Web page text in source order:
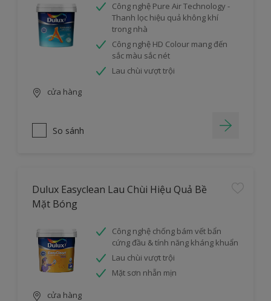
Công nghệ Pure Air Technology -
Thanh lọc hiệu quả không khí
trong nhà
Công nghệ HD Colour mang đến
sắc màu sắc nét
Lau chùi vượt trội
cửa hàng
So sánh
Dulux Easyclean Lau Chùi Hiệu Quả Bề
Mặt Bóng
Công nghệ chống bám vết bẩn
cứng đầu & tính năng kháng khuẩn
Lau chùi vượt trội
Mặt sơn nhẵn mịn
cửa hàng